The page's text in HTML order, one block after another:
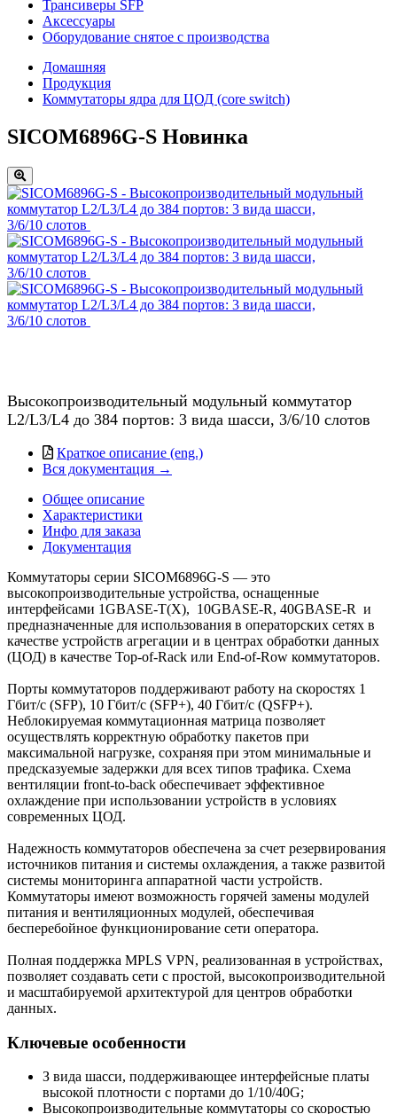
Трансиверы SFP
Аксессуары
Оборудование снятое с производства
Домашняя
Продукция
Коммутаторы ядра для ЦОД (core switch)
SICOM6896G-S Новинка
Высокопроизводительный модульный коммутатор
L2/L3/L4 до 384 портов: 3 вида шасси, 3/6/10 слотов
Краткое описание (eng.)
Вся документация →
Общее описание
Характеристики
Инфо для заказа
Документация
Коммутаторы серии SICOM6896G-S — это
высокопроизводительные устройства, оснащенные
интерфейсами 1GBASE-T(X), 10GBASE-R, 40GBASE-R и
предназначенные для использования в операторских сетях в
качестве устройств агрегации и в центрах обработки данных
(ЦОД) в качестве Top-of-Rack или End-of-Row коммутаторов.
Порты коммутаторов поддерживают работу на скоростях 1
Гбит/с (SFP), 10 Гбит/с (SFP+), 40 Гбит/с (QSFP+).
Неблокируемая коммутационная матрица позволяет
осуществлять корректную обработку пакетов при
максимальной нагрузке, сохраняя при этом минимальные и
предсказуемые задержки для всех типов трафика. Схема
вентиляции front-to-back обеспечивает эффективное
охлаждение при использовании устройств в условиях
современных ЦОД.
Надежность коммутаторов обеспечена за счет резервирования
источников питания и системы охлаждения, а также развитой
системы мониторинга аппаратной части устройств.
Коммутаторы имеют возможность горячей замены модулей
питания и вентиляционных модулей, обеспечивая
бесперебойное функционирование сети оператора.
Полная поддержка MPLS VPN, реализованная в устройствах,
позволяет создавать сети с простой, высокопроизводительной
и масштабируемой архитектурой для центров обработки
данных.
Ключевые особенности
З вида шасси, поддерживающее интерфейсные платы
высокой плотности с портами до 1/10/40G;
Высокопроизводительные коммутаторы со скоростью